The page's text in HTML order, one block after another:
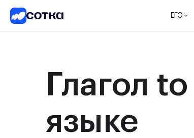
ЕГЭ
Глагол
языке